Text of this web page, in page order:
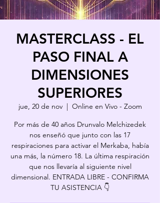
MASTERCLASS - EL
PASO FINAL A
DIMENSIONES
SUPERIORES
jue, 20 de nov
  |
Online en Vivo - Zoom
Por más de 40 años Drunvalo Melchizedek
nos enseñó que junto con las 17
respiraciones para activar el Merkaba, había
una más, la número 18. La última respiración
que nos llevaría al siguiente nivel
dimensional. ENTRADA LIBRE - CONFIRMA